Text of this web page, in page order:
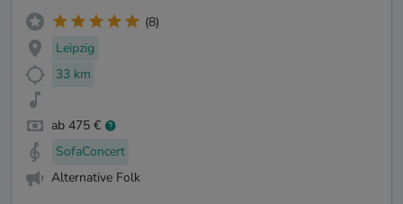
(8)
Leipzig
33 km
ab 475 €
SofaConcert
Alternative Folk